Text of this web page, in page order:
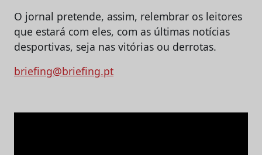
O jornal pretende, assim, relembrar os leitores
que estará com eles, com as últimas notícias
desportivas, seja nas vitórias ou derrotas.
briefing@briefing.pt